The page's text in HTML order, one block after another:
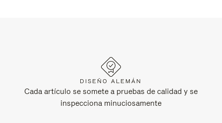
DISEÑO ALEMÁN
Cada artículo se somete a pruebas de calidad y se
inspecciona minuciosamente